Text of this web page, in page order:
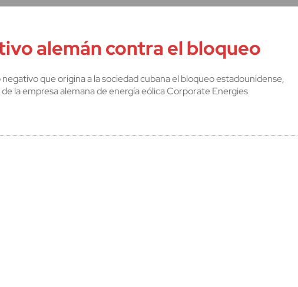
alemán contra el bloqueo
que origina a la sociedad cubana el bloqueo estadounidense,
la empresa alemana de energía eólica Corporate Energies